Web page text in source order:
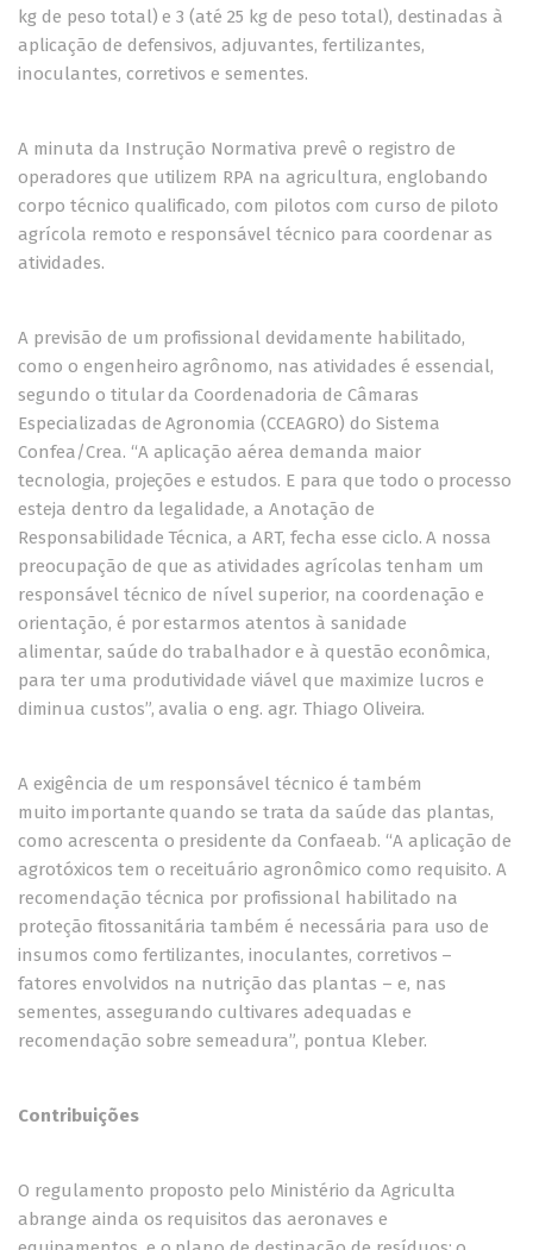
kg de peso total) e 3 (até 25 kg de peso total), destinadas à
aplicação de defensivos, adjuvantes, fertilizantes,
inoculantes, corretivos e sementes.
A minuta da Instrução Normativa prevê o registro de
operadores que utilizem RPA na agricultura, englobando
corpo técnico qualificado, com pilotos com curso de piloto
agrícola remoto e responsável técnico para coordenar as
atividades.
A previsão de um profissional devidamente habilitado,
como o engenheiro agrônomo, nas atividades é essencial,
segundo o titular da Coordenadoria de Câmaras
Especializadas de Agronomia (CCEAGRO) do Sistema
Confea/Crea. “A aplicação aérea demanda maior
tecnologia, projeções e estudos. E para que todo o processo
esteja dentro da legalidade, a Anotação de
Responsabilidade Técnica, a ART, fecha esse ciclo. A nossa
preocupação de que as atividades agrícolas tenham um
responsável técnico de nível superior, na coordenação e
orientação, é por estarmos atentos à sanidade
alimentar, saúde do trabalhador e à questão econômica,
para ter uma produtividade viável que maximize lucros e
diminua custos”, avalia o eng. agr. Thiago Oliveira.
A exigência de um responsável técnico é também
muito importante quando se trata da saúde das plantas,
como acrescenta o presidente da Confaeab. “A aplicação de
agrotóxicos tem o receituário agronômico como requisito. A
recomendação técnica por profissional habilitado na
proteção fitossanitária também é necessária para uso de
insumos como fertilizantes, inoculantes, corretivos –
fatores envolvidos na nutrição das plantas – e, nas
sementes, assegurando cultivares adequadas e
recomendação sobre semeadura”, pontua Kleber.
Contribuições
O regulamento proposto pelo Ministério da Agriculta
abrange ainda os requisitos das aeronaves e